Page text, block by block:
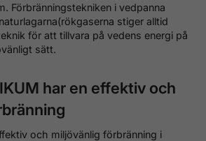
Förbränningstekniken i vedpanna
stiger alltid
för att tillvara på vedens energi på
sätt.
har en effektiv och
och miljövänlig förbränning i